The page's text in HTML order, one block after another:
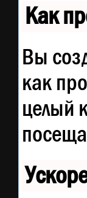
Как
Вы
как
целый